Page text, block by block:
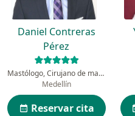
Daniel Contreras
Pérez
Mastólogo, Cirujano de mama y tejidos blandos, Cirujano general
Medellín
Reservar cita